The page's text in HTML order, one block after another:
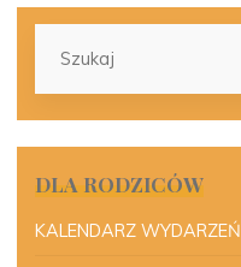
DLA RODZICÓW
KALENDARZ WYDARZEŃ